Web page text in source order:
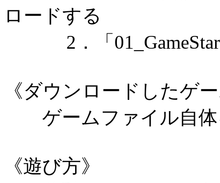
ロードする
2．「
《ダウンロードしたゲ
ゲームファイル自体
《遊び方》